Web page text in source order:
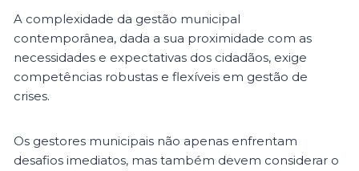
A complexidade da gestão municipal
contemporânea, dada a sua proximidade com as
necessidades e expectativas dos cidadãos, exige
competências robustas e flexíveis em gestão de
crises.
Os gestores municipais não apenas enfrentam
desafios imediatos, mas também devem considerar o